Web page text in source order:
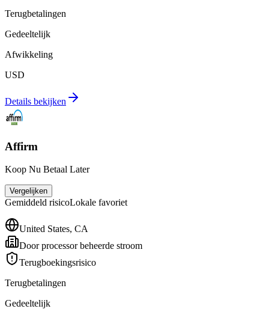
Terugbetalingen
Gedeeltelijk
Afwikkeling
USD
Details bekijken
Affirm
Koop Nu Betaal Later
Vergelijken
Gemiddeld risicoLokale favoriet
United States, CA
Door processor beheerde stroom
Terugboekingsrisico
Terugbetalingen
Gedeeltelijk